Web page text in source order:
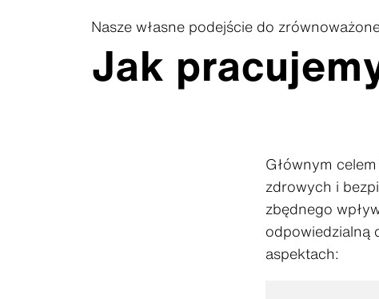
Nasze własne podejście do
Jak
Głównym
zdrowych i
zbędnego
odpowiedzialną
aspektach: